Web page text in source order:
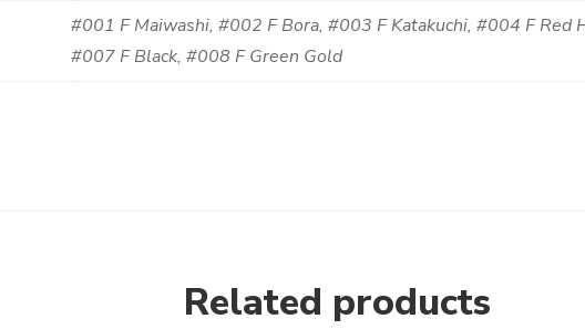
#001 F Maiwashi, #002 F Bora, #003 F Katakuchi, #004 F Red
#007 F Black, #008 F Green Gold
Related products